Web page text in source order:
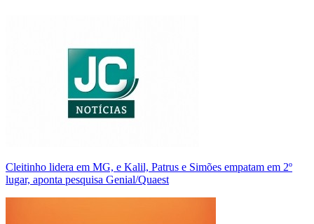
Cleitinho lidera em MG, e Kalil, Patrus e Simões empatam em 2º
lugar, aponta pesquisa Genial/Quaest